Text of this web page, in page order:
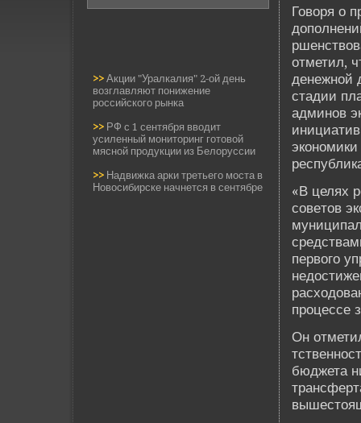
>> Акции "Уралкалия" 2-ой день
возглавляют понижение
российского рынка
>> РФ с 1 сентября вводит
усиленный мониторинг готовой
мясной продукции из Белоруссии
>> Надвижка арки третьего моста в
Новосибирске начнется в сентябре
Говоря о
отметил,
де­нежной
стадии
админов
«В целях
сове­тов
первого
процессе
Он
бюджета